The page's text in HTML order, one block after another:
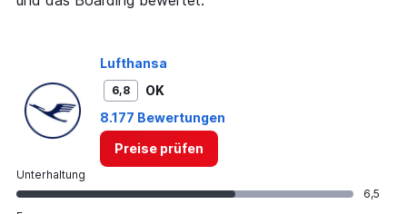
to
Lufthansa
6,8
OK
8.177 Bewertungen
Preise prüfen
Unterhaltung
6,5